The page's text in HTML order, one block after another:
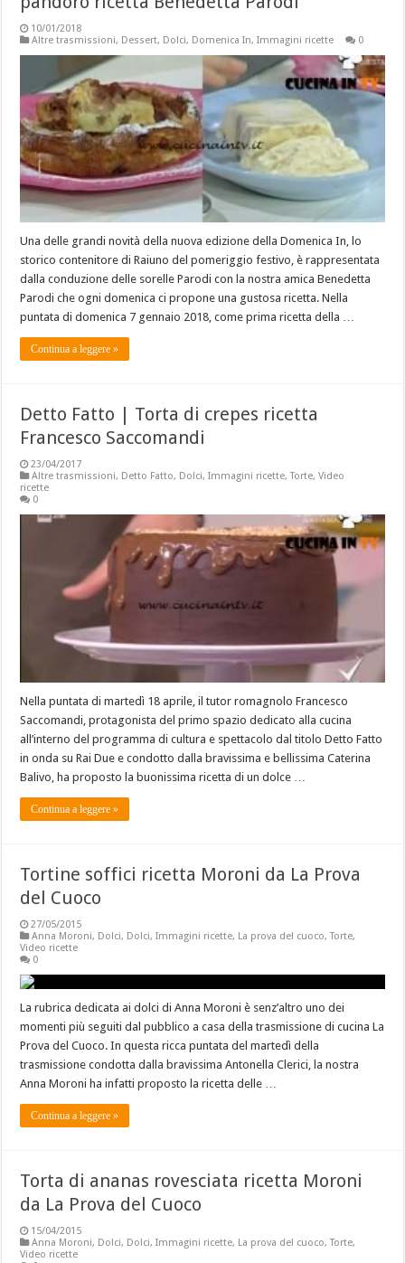
10/01/2018
Altre trasmissioni, Dessert, Dolci, Domenica In,Immagini ricette 0
Una delle grandi novità della nuova edizione della Domenica In, lo
storico contenitore di Raiuno del pomeriggio festivo, è rappresentata
dalla conduzione delle sorelle Parodi con la nostra amica Benedetta
Parodi che ogni domenica ci propone una gustosa ricetta. Nella
puntata di domenica 7 gennaio 2018, come prima ricetta della …
Continua a leggere »
Detto Fatto | Torta di crepes ricetta
Francesco Saccomandi
23/04/2017
Altre trasmissioni, Detto Fatto, Dolci,Immagini ricette,Torte,Video
ricette
0
Nella puntata di martedì 18 aprile, il tutor romagnolo Francesco
Saccomandi, protagonista del primo spazio dedicato alla cucina
all’interno del programma di cultura e spettacolo dal titolo Detto Fatto
in onda su Rai Due e condotto dalla bravissima e bellissima Caterina
Balivo, ha proposto la buonissima ricetta di un dolce …
Continua a leggere »
Tortine soffici ricetta Moroni da La Prova
del Cuoco
27/05/2015
Anna Moroni, Dolci, Dolci,Immagini ricette, La prova del cuoco,Torte,
Video ricette
0
La rubrica dedicata ai dolci di Anna Moroni è senz’altro uno dei
momenti più seguiti dal pubblico a casa della trasmissione di cucina La
Prova del Cuoco. In questa ricca puntata del martedì della
trasmissione condotta dalla bravissima Antonella Clerici, la nostra
Anna Moroni ha infatti proposto la ricetta delle …
Continua a leggere »
Torta di ananas rovesciata ricetta Moroni
da La Prova del Cuoco
15/04/2015
Anna Moroni, Dolci, Dolci,Immagini ricette, La prova del cuoco,Torte,
Video ricette